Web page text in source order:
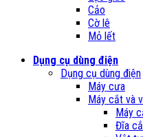
Cảo
Cờ lê
Mỏ lết
Dụng cụ dùng điện
Dụng cụ dùng điện
Máy cưa
Máy cắt và
Máy
Đĩa